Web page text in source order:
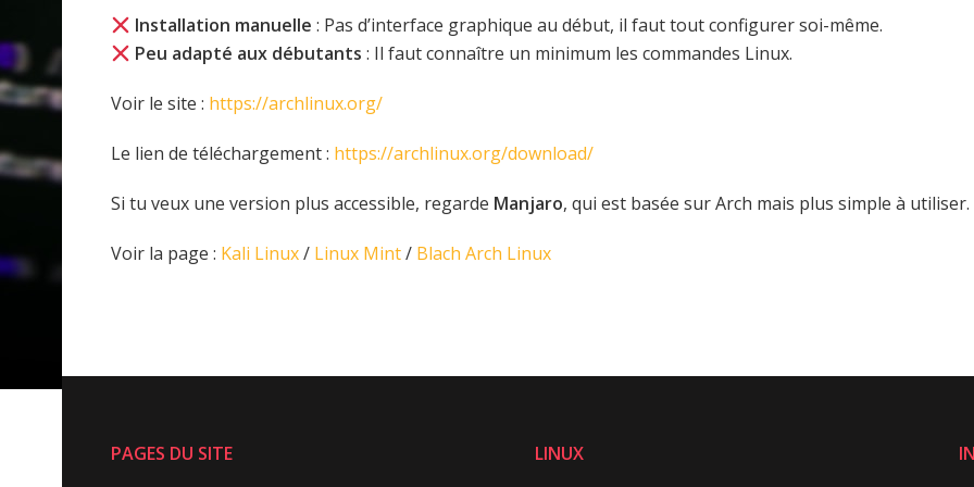
Installation manuelle : Pas d’interface graphique au début, il faut tout configurer soi-même.
Peu adapté aux débutants : Il faut connaître un minimum les commandes Linux.
Voir le site : https://archlinux.org/
Le lien de téléchargement : https://archlinux.org/download/
Si tu veux une version plus accessible, regarde Manjaro, qui est basée sur Arch mais plus simple à utiliser.
Voir la page : Kali Linux/ Linux Mint/ Blach Arch Linux
PAGES DU SITE LINUX